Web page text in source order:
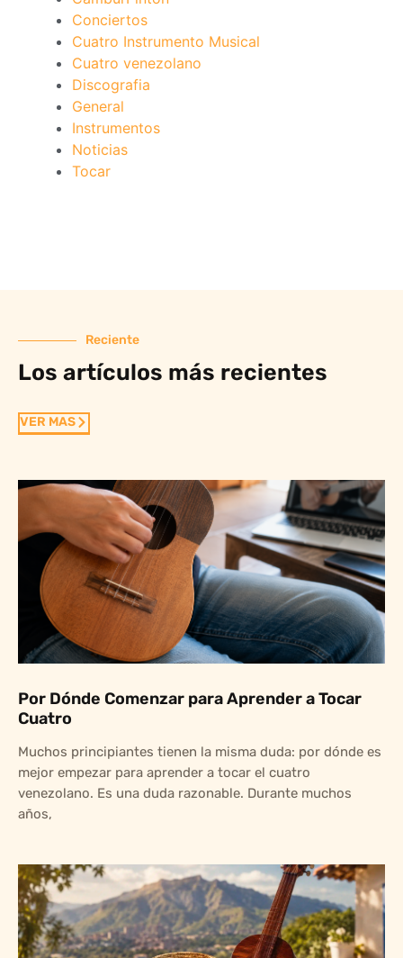
Conciertos
Cuatro Instrumento Musical
Cuatro venezolano
Discografia
General
Instrumentos
Noticias
Tocar
Reciente
Los artículos más recientes
VER MAS
Por Dónde Comenzar para Aprender a Tocar
Cuatro
Muchos principiantes tienen la misma duda: por dónde es
mejor empezar para aprender a tocar el cuatro
venezolano. Es una duda razonable. Durante muchos
años,